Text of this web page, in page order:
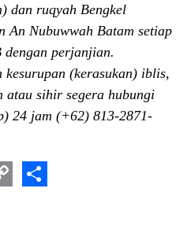
dan ruqyah Bengkel
An Nubuwwah Batam setiap
perjanjian.
kesurupan (kerasukan) iblis,
sihir segera hubungi
24 jam (+62) 813-2871-